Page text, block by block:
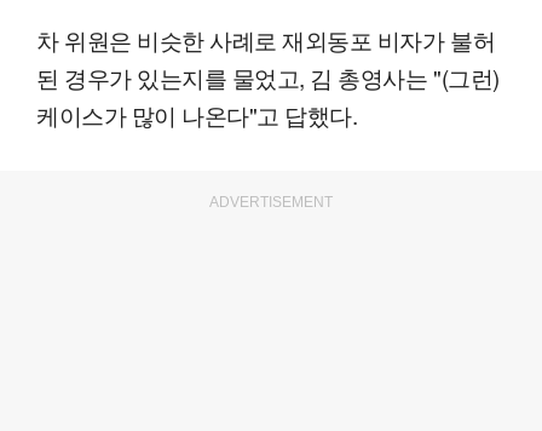
차 위원은 비슷한 사례로 재외동포 비자가 불허
된 경우가 있는지를 물었고, 김 총영사는 "(그런)
케이스가 많이 나온다"고 답했다.
ADVERTISEMENT